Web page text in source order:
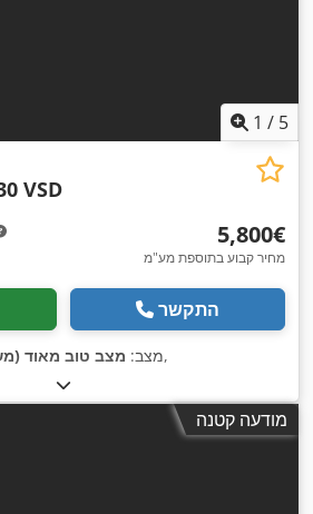
1 / 5
VSD
‏5,800 ‏€
מחיר קבוע בתוספת מע"מ
התקשר
מצב: מצב טוב מאוד ,
מודעה קטנה